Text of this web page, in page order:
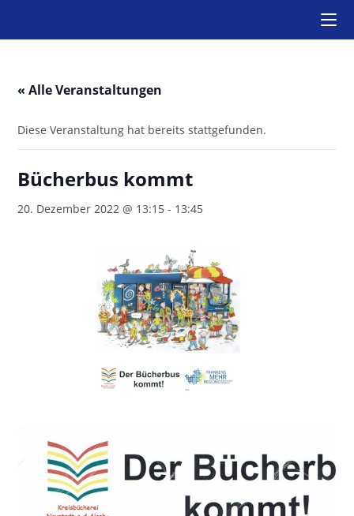
« Alle Veranstaltungen
Diese Veranstaltung hat bereits stattgefunden.
Bücherbus kommt
20. Dezember 2022 @ 13:15 - 13:45